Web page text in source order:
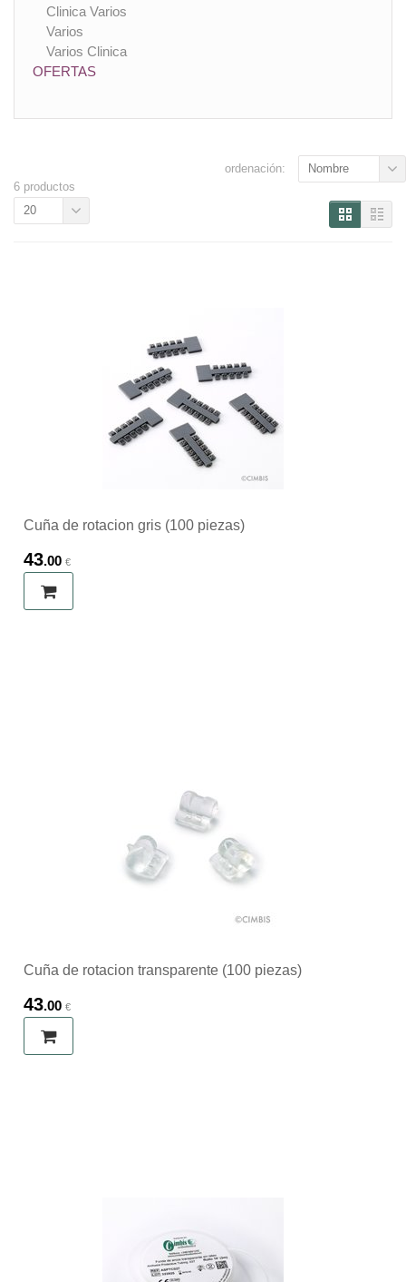
Clinica Varios
Varios
Varios Clinica
OFERTAS
6 productos
ordenación: Nombre
20
Cuña de rotacion gris (100 piezas)
43.00 €
Cuña de rotacion transparente (100 piezas)
43.00 €